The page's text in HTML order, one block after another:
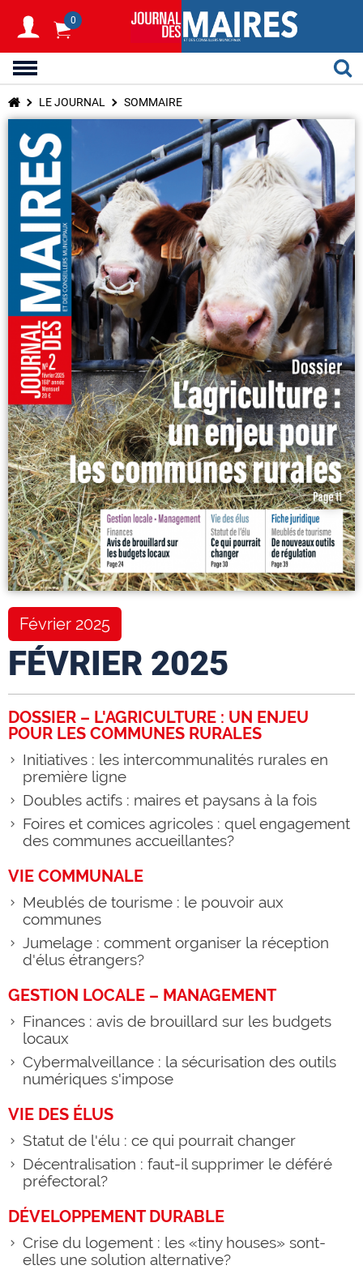
0
LE JOURNAL SOMMAIRE
Février 2025
FÉVRIER 2025
DOSSIER – L'AGRICULTURE : UN ENJEU
POUR LES COMMUNES RURALES
Initiatives : les intercommunalités rurales en
première ligne
Doubles actifs : maires et paysans à la fois
Foires et comices agricoles : quel engagement
des communes accueillantes?
VIE COMMUNALE
Meublés de tourisme : le pouvoir aux
communes
Jumelage : comment organiser la réception
d'élus étrangers?
GESTION LOCALE – MANAGEMENT
Finances : avis de brouillard sur les budgets
locaux
Cybermalveillance : la sécurisation des outils
numériques s'impose
VIE DES ÉLUS
Statut de l'élu : ce qui pourrait changer
Décentralisation : faut-il supprimer le déféré
préfectoral?
DÉVELOPPEMENT DURABLE
Crise du logement : les «tiny houses» sont-
elles une solution alternative?